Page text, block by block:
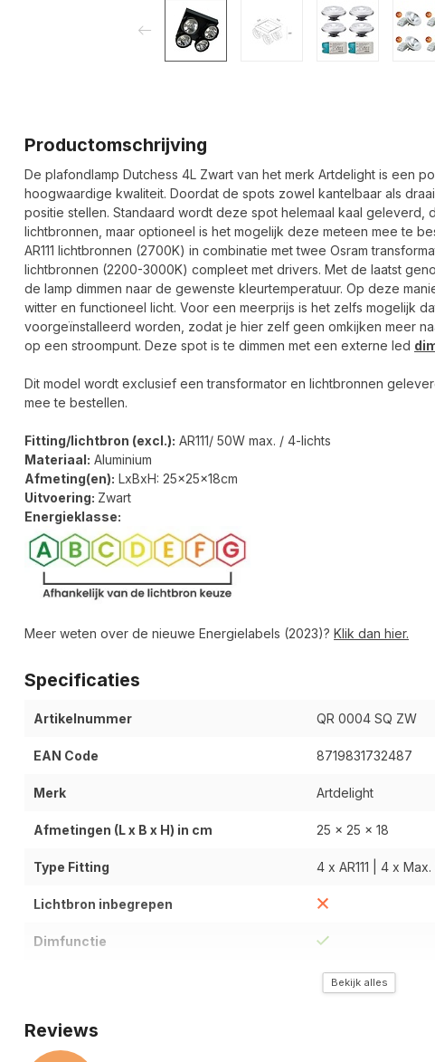
Productomschrijving
De plafondlamp Dutchess 4L Zwart van het merk Artdelight is een
hoogwaardige kwaliteit. Doordat de spots zowel kantelbaar als
positie stellen. Standaard wordt deze spot helemaal kaal geleverd,
lichtbronnen, maar optioneel is het mogelijk deze meteen mee te
AR111 lichtbronnen (2700K) in combinatie met twee Osram
lichtbronnen (2200-3000K) compleet met drivers. Met de laatst
de lamp dimmen naar de gewenste kleurtemperatuur. Op deze
witter en functioneel licht. Voor een meerprijs is het zelfs mogelijk
voorgeïnstalleerd worden, zodat je hier zelf geen omkijken meer
op een stroompunt. Deze spot is te dimmen met een externe led
Dit model wordt exclusief een transformator en lichtbronnen
mee te bestellen.
Fitting/lichtbron (excl.): AR111/ 50W max. / 4-lichts
Materiaal: Aluminium
Afmeting(en): LxBxH: 25x25x18cm
Uitvoering: Zwart
Energieklasse:
Meer weten over de nieuwe Energielabels (2023)? Klik dan hier.
Specificaties
Artikelnummer QR 0004 SQ ZW
EAN Code 8719831732487
Merk Artdelight
Afmetingen (L x B x H) in cm 25 x 25 x 18
Type Fitting 4 x AR111 | 4 x
Lichtbron inbegrepen
Dimfunctie
Metaal
Wattage / Lichtopbrengt (Lumen)
Bekijk alles
Reviews